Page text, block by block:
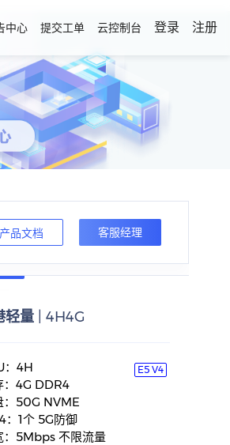
中心 提交工单 云控制台 登录 注册
客服经理
产品文档
轻量 | 4H4G
：4H E5 V4
：4G DDR4
：50G NVME
：1个 5G防御
：5Mbps 不限流量